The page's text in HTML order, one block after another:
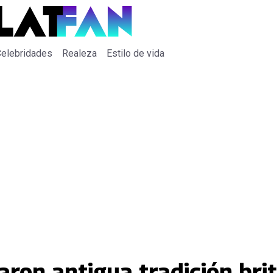
Realeza Estilo de vida